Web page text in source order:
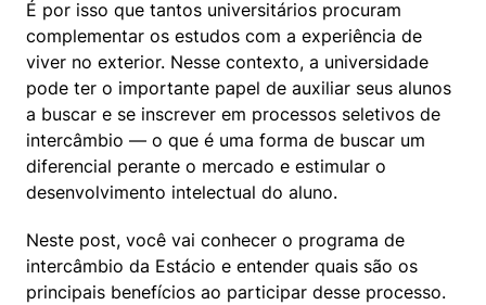
É por isso que tantos universitários procuram
complementar os estudos com a experiência de
viver no exterior. Nesse contexto, a universidade
pode ter o importante papel de auxiliar seus alunos
a buscar e se inscrever em processos seletivos de
intercâmbio — o que é uma forma de buscar um
diferencial perante o mercado e estimular o
desenvolvimento intelectual do aluno.
Neste post, você vai conhecer o programa de
intercâmbio da Estácio e entender quais são os
principais benefícios ao participar desse processo.